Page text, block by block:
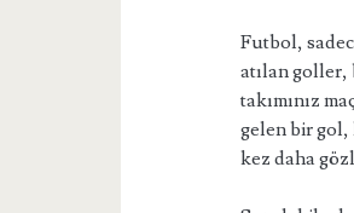
Futbol,
atılan
takımınız
gelen bir
kez daha